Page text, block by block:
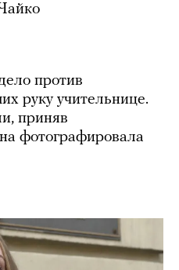
против
руку учительнице.
приняв
фотографировала